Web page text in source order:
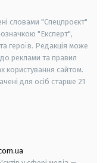
словами "Спецпроєкт"
"Експерт",
героїв. Редакція може
реклами та правил
користування сайтом.
для осіб старше 21